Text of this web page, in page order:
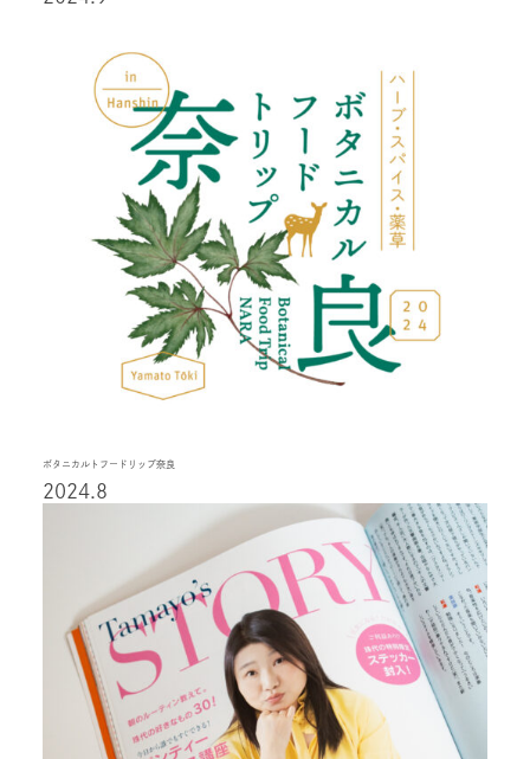
ボタニカルトフードリップ奈良
2024.8